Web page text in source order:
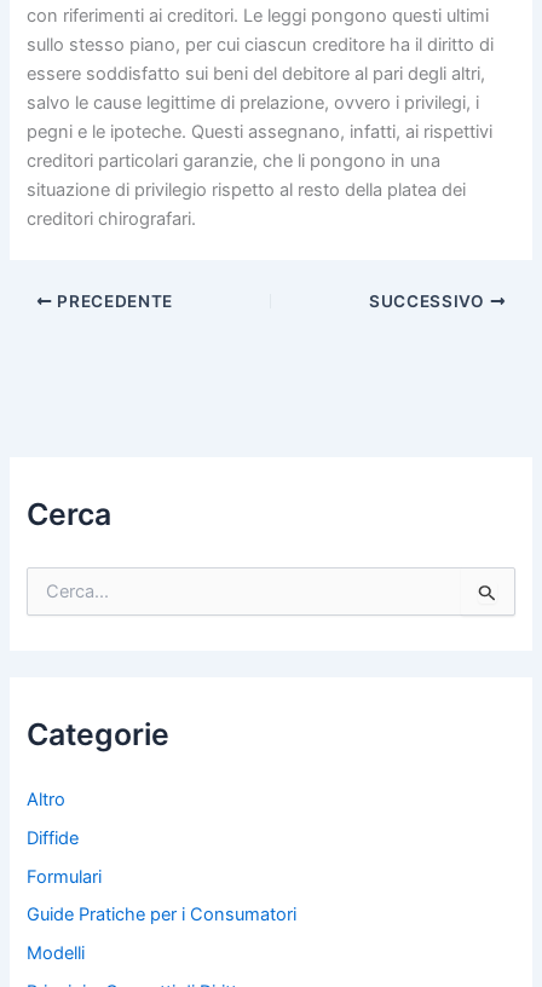
con riferimenti ai creditori. Le leggi pongono questi ultimi
sullo stesso piano, per cui ciascun creditore ha il diritto di
essere soddisfatto sui beni del debitore al pari degli altri,
salvo le cause legittime di prelazione, ovvero i privilegi, i
pegni e le ipoteche. Questi assegnano, infatti, ai rispettivi
creditori particolari garanzie, che li pongono in una
situazione di privilegio rispetto al resto della platea dei
creditori chirografari.
PRECEDENTE SUCCESSIVO
Cerca
Categorie
Altro
Diffide
Formulari
Guide Pratiche per i Consumatori
Modelli